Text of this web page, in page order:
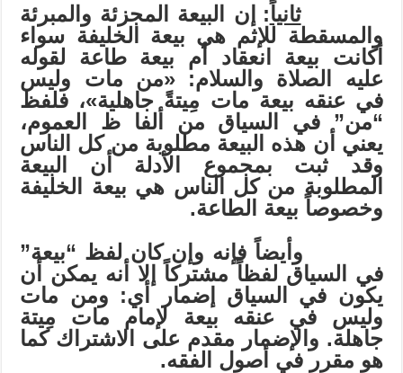
ثانياً: إن البيعة المجزئة والمبرئة
والمسقطة للإثم هي بيعة الخليفة سواء
أكانت بيعة انعقاد أم بيعة طاعة لقوله
عليه الصلاة والسلام: «من مات وليس
في عنقه بيعة مات مِيتةً جاهلية»، فلفظ
“من” في السياق من ألفا ظ العموم،
يعني أن هذه البيعة مطلوبة من كل الناس
وقد ثبت بمجموع الأدلة أن البيعة
المطلوبة من كل الناس هي بيعة الخليفة
وخصوصاً بيعة الطاعة.
وأيضاً فإنه وإن كان لفظ “بيعة”
في السياق لفظاً مشتركاً إلا أنه يمكن أن
يكون في السياق إضمار أي: ومن مات
وليس في عنقه بيعة لإمام مات مِيتة
جاهلة. والإضمار مقدم على الاشتراك كما
هو مقرر في أصول الفقه.